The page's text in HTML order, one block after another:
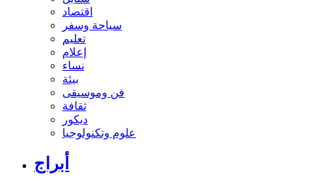
اقتصاد
سياحة وسفر
تعليم
إعلام
نساء
بيئة
فن وموسيقى
ثقافة
ديكور
علوم وتكنولوجيا
أبراج